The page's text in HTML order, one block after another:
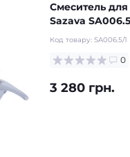
Смеситель
Sazava
Код товару: SA006.5/1
0
3 280 грн.